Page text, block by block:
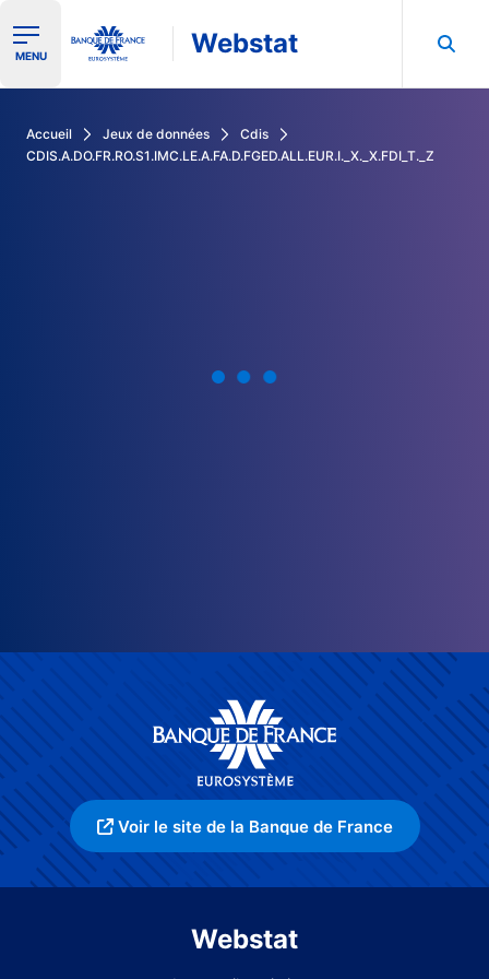
Ouvrir le menu de navigation
MENU Webstat
Accueil Jeux de données
Cdis
CDIS.A.DO.FR.RO.S1.IMC.LE.A.FA.D.FGED.ALL.EUR.I._X._X.FDI_T._Z
Voir le site de la Banque de France
Webstat